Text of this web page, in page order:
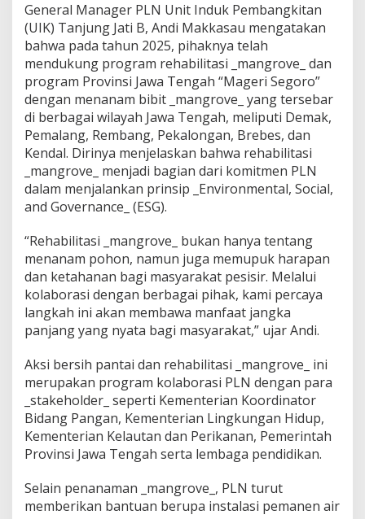
General Manager PLN Unit Induk Pembangkitan
(UIK) Tanjung Jati B, Andi Makkasau mengatakan
bahwa pada tahun 2025, pihaknya telah
mendukung program rehabilitasi _mangrove_ dan
program Provinsi Jawa Tengah “Mageri Segoro”
dengan menanam bibit _mangrove_ yang tersebar
di berbagai wilayah Jawa Tengah, meliputi Demak,
Pemalang, Rembang, Pekalongan, Brebes, dan
Kendal. Dirinya menjelaskan bahwa rehabilitasi
_mangrove_ menjadi bagian dari komitmen PLN
dalam menjalankan prinsip _Environmental, Social,
and Governance_ (ESG).
“Rehabilitasi _mangrove_ bukan hanya tentang
menanam pohon, namun juga memupuk harapan
dan ketahanan bagi masyarakat pesisir. Melalui
kolaborasi dengan berbagai pihak, kami percaya
langkah ini akan membawa manfaat jangka
panjang yang nyata bagi masyarakat,” ujar Andi.
Aksi bersih pantai dan rehabilitasi _mangrove_ ini
merupakan program kolaborasi PLN dengan para
_stakeholder_ seperti Kementerian Koordinator
Bidang Pangan, Kementerian Lingkungan Hidup,
Kementerian Kelautan dan Perikanan, Pemerintah
Provinsi Jawa Tengah serta lembaga pendidikan.
Selain penanaman _mangrove_, PLN turut
memberikan bantuan berupa instalasi pemanen air